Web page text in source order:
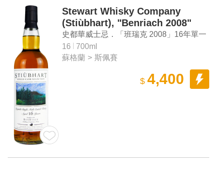
Stewart Whisky Company
(Stiùbhart), "Benriach 2008"
Aged 16 Years Speyside Single
Malt Scotch Whisky
史都華威士忌．「班瑞克 2008」16年單一
麥芽蘇格蘭威士忌
16
700ml
蘇格蘭 > 斯佩賽
$ 4,400